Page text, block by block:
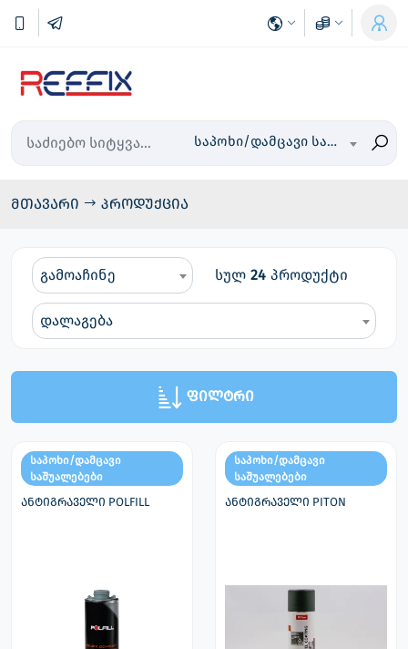
საპოხი/დამცავი საშუალებები
მთავარი პროდუქცია
გამოაჩინე სულ 24 პროდუქტი
დალაგება
ფილტრი
საპოხი/დამცავი
საშუალებები
ანტიგრაველი POLFILL
საპოხი/დამცავი
საშუალებები
ანტიგრაველი PITON